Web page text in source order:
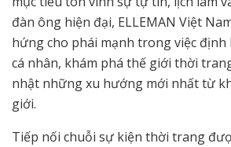
đàn ông hiện đại, ELLEMAN Việt
hứng cho phái mạnh trong việc định
cá nhân, khám phá thế giới thời
nhật những xu hướng mới nhất từ
giới.
Tiếp nối chuỗi sự kiện thời trang